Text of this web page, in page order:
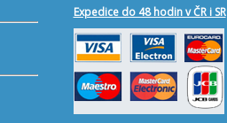
Expedice do 48 hodin v ČR i SR